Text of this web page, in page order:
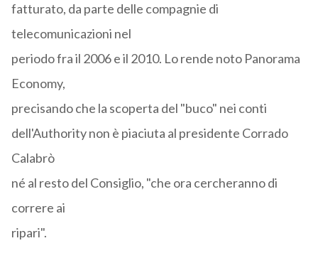
fatturato, da parte delle compagnie di
telecomunicazioni nel
periodo fra il 2006 e il 2010. Lo rende noto Panorama
Economy,
precisando che la scoperta del "buco" nei conti
dell'Authority non è piaciuta al presidente Corrado
Calabrò
né al resto del Consiglio, "che ora cercheranno di
correre ai
ripari".